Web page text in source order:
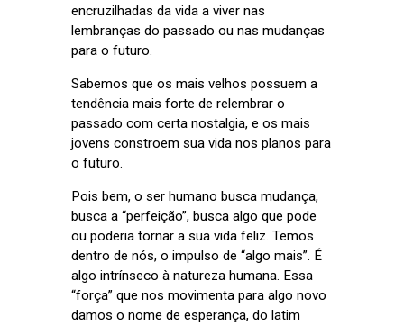
encruzilhadas da vida a viver nas
lembranças do passado ou nas mudanças
para o futuro.
Sabemos que os mais velhos possuem a
tendência mais forte de relembrar o
passado com certa nostalgia, e os mais
jovens constroem sua vida nos planos para
o futuro.
Pois bem, o ser humano busca mudança,
busca a “perfeição”, busca algo que pode
ou poderia tornar a sua vida feliz. Temos
dentro de nós, o impulso de “algo mais”. É
algo intrínseco à natureza humana. Essa
“força” que nos movimenta para algo novo
damos o nome de esperança, do latim